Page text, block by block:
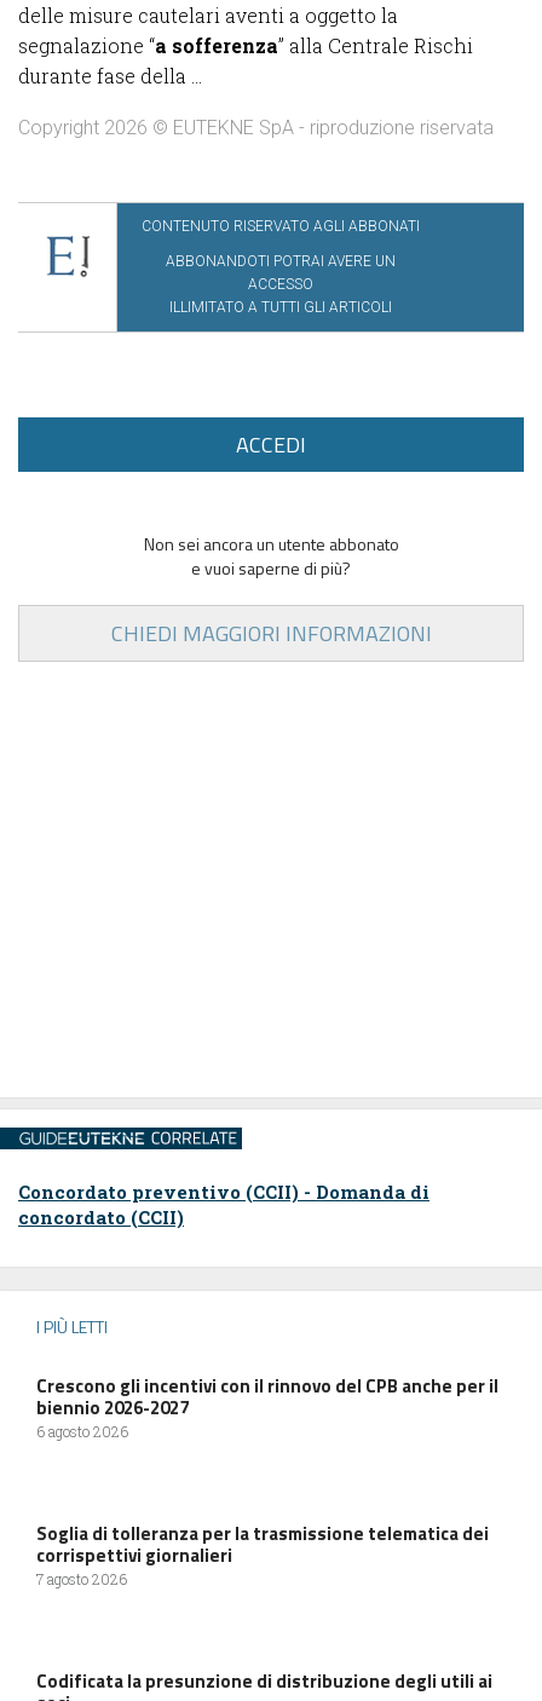
delle misure cautelari aventi a oggetto la
segnalazione “a sofferenza” alla Centrale Rischi
durante fase della ...
Copyright 2026 © EUTEKNE SpA - riproduzione riservata
CONTENUTO RISERVATO AGLI ABBONATI
ABBONANDOTI POTRAI AVERE UN
ACCESSO
ILLIMITATO A TUTTI GLI ARTICOLI
ACCEDI
Non sei ancora un utente abbonato
e vuoi saperne di più?
CHIEDI MAGGIORI INFORMAZIONI
Concordato preventivo (CCII) - Domanda di
concordato (CCII)
I PIÙ LETTI
Crescono gli incentivi con il rinnovo del CPB anche per il
biennio 2026-2027
6 agosto 2026
Soglia di tolleranza per la trasmissione telematica dei
corrispettivi giornalieri
7 agosto 2026
Codificata la presunzione di distribuzione degli utili ai